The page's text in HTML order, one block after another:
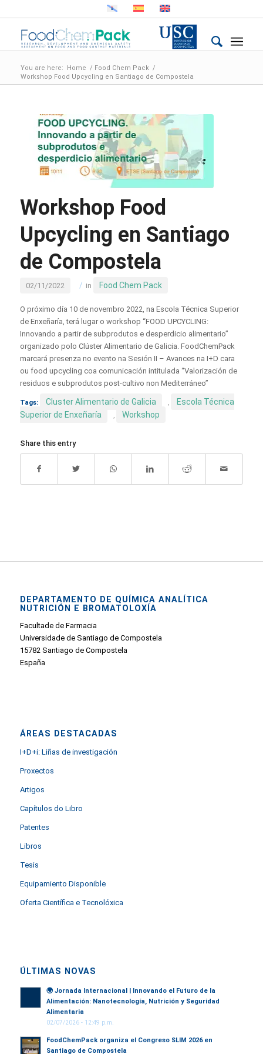
You are here: Home / Food Chem Pack /
Workshop Food Upcycling en Santiago de Compostela
Workshop Food
Upcycling en Santiago
de Compostela
02/11/2022 / in Food Chem Pack
O próximo día 10 de novembro 2022, na Escola Técnica Superior
de Enxeñaría, terá lugar o workshop “FOOD UPCYCLING:
Innovando a partir de subprodutos e desperdicio alimentario”
organizado polo Clúster Alimentario de Galicia. FoodChemPack
marcará presenza no evento na Sesión II – Avances na I+D cara
ou food upcycling coa comunicación intitulada “Valorización de
residuos e subprodutos post-cultivo non Mediterráneo”
Tags: Cluster Alimentario de Galicia ,
Escola Técnica
Superior de Enxeñaría
, Workshop
Share this entry
DEPARTAMENTO DE QUÍMICA ANALÍTICA
NUTRICIÓN E BROMATOLOXÍA
Facultade de Farmacia
Universidade de Santiago de Compostela
15782 Santiago de Compostela
España
ÁREAS DESTACADAS
I+D+i: Liñas de investigación
Proxectos
Artigos
Capítulos do Libro
Patentes
Libros
Tesis
Equipamiento Disponible
Oferta Científica e Tecnolóxica
ÚLTIMAS NOVAS
🌍 Jornada Internacional | Innovando el Futuro de la
Alimentación: Nanotecnología, Nutrición y Seguridad
Alimentaria
02/07/2026 - 12:49 p.m.
FoodChemPack organiza el Congreso SLIM 2026 en
Santiago de Compostela